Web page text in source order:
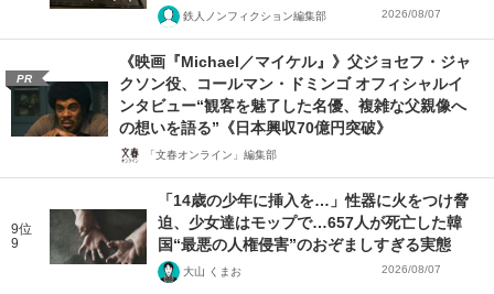
鉄人ノンフィクション編集部 2026/08/07
PR
《映画『Michael／マイケル』》父ジョセフ・ジャ
クソン役、コールマン・ドミンゴ オフィシャルイ
ンタビュー“観客を魅了した名優、複雑な父親像へ
の想いを語る”《日本興収70億円突破》
「文春オンライン」編集部
9位
9
「14歳の少年に挿入を…」性器に火をつけ脅
迫、少女達はモップで…657人が死亡した韓
国“最悪の人権侵害”のおぞましすぎる実態
大山 くまお 2026/08/07